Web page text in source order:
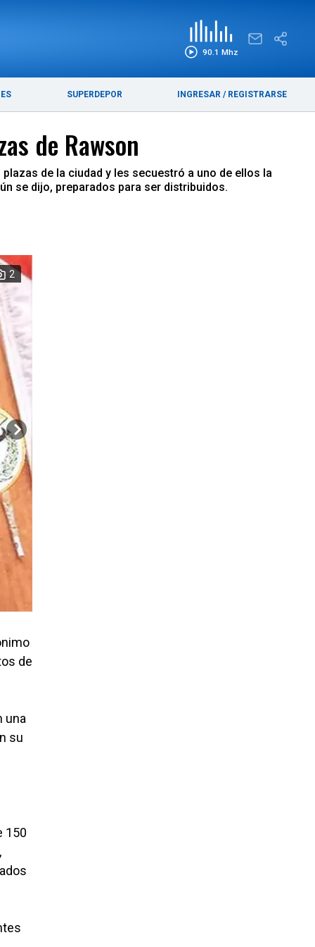
90.1 Mhz
SUPERDEPOR INGRESAR / REGISTRARSE
de Rawson
de la ciudad y les secuestró a uno de ellos la
se dijo, preparados para ser distribuidos.
2
de
una
su
150